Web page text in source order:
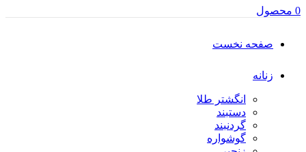
0 محصول
صفحه نخست
زنانه
انگشتر طلا
دستبند
گردنبند
گوشواره